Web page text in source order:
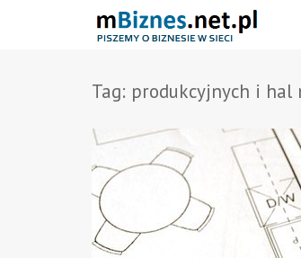
Tag: produkcyjnych i hal